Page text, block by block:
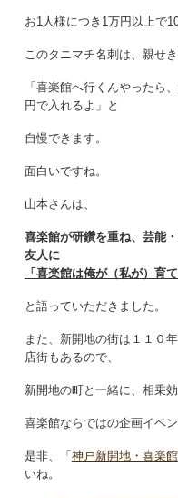
お1人様につき1万円以上で
このタニマチ名刺は、親せ
「喜楽館へ行くんやったら
円で入れるよ」と
自慢できます。
面白いですね。
山本さんは、
喜楽館が研鑽を重ね、芸能
友人に
「喜楽館は俺が（私が）育
と語っていただきました。
また、新開地の街は１１０
店街もあるので、
新開地の町と一緒に、相乗
喜楽館ならではの企画イベ
是非、「神戸新開地・喜楽館
いね。